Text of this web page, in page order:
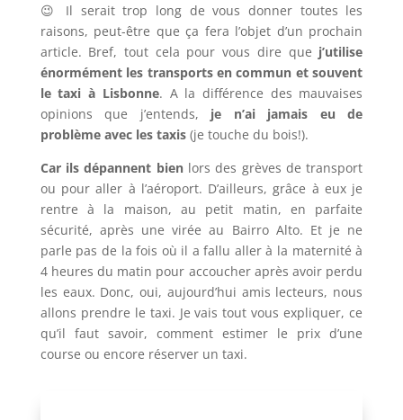
😉 Il serait trop long de vous donner toutes les
raisons, peut-être que ça fera l’objet d’un prochain
article. Bref, tout cela pour vous dire que j’utilise
énormément les transports en commun et souvent
le taxi à Lisbonne. A la différence des mauvaises
opinions que j’entends, je n’ai jamais eu de
problème avec les taxis(je touche du bois!).
Car ils dépannent bienlors des grèves de transport
ou pour aller à l’aéroport. D’ailleurs, grâce à eux je
rentre à la maison, au petit matin, en parfaite
sécurité, après une virée au Bairro Alto. Et je ne
parle pas de la fois où il a fallu aller à la maternité à
4 heures du matin pour accoucher après avoir perdu
les eaux. Donc, oui, aujourd’hui amis lecteurs, nous
allons prendre le taxi. Je vais tout vous expliquer, ce
qu’il faut savoir, comment estimer le prix d’une
course ou encore réserver un taxi.